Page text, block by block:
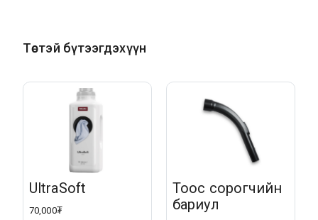
Төстэй бүтээгдэхүүн
UltraSoft
70,000₮
Тоос сорогчийн
бариул